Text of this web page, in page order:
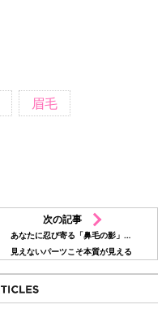
眉毛
次の記事
あなたに忍び寄る「鼻毛の影」…
見えないパーツこそ本質が見える